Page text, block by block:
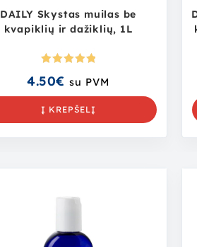
DAILY Skystas muilas be
kvapiklių ir dažiklių, 1L
s:5.00 iš
5
4.50€ su PVM
Į KREPŠELĮ